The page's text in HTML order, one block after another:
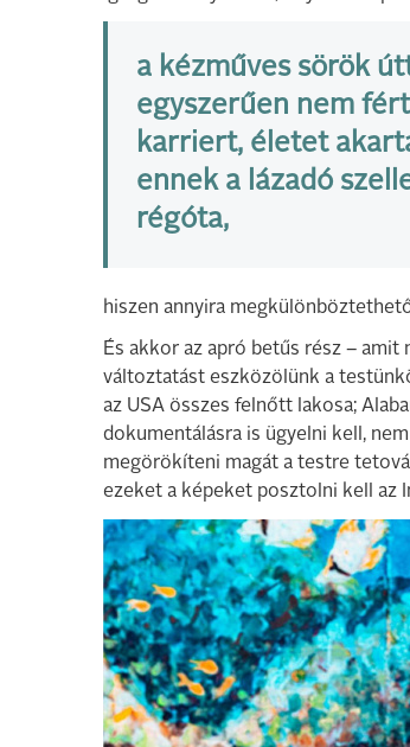
a kézműves sörök
egyszerűen nem
karriert, életet
ennek a lázadó
régóta,
hiszen annyira
És akkor az apró betűs rész –
változtatást eszközölünk a
az USA összes felnőtt lakosa;
dokumentálásra is ügyelni kell,
megörökíteni magát a testre
ezeket a képeket posztolni kell az